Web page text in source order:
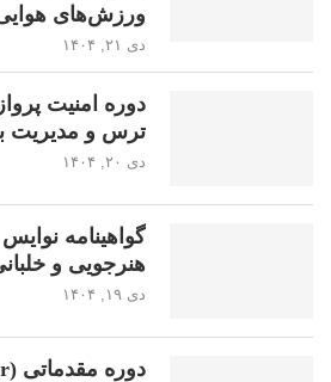
ورزش‌های
دی ۲۱, ۱۴۰۴
ترس و مدیریت
دی ۲۰, ۱۴۰۴
هنرجویی و
دی ۱۹, ۱۴۰۴